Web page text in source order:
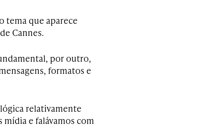
tema que aparece
Cannes.
por outro,
formatos e
relativamente
mídia e falávamos com